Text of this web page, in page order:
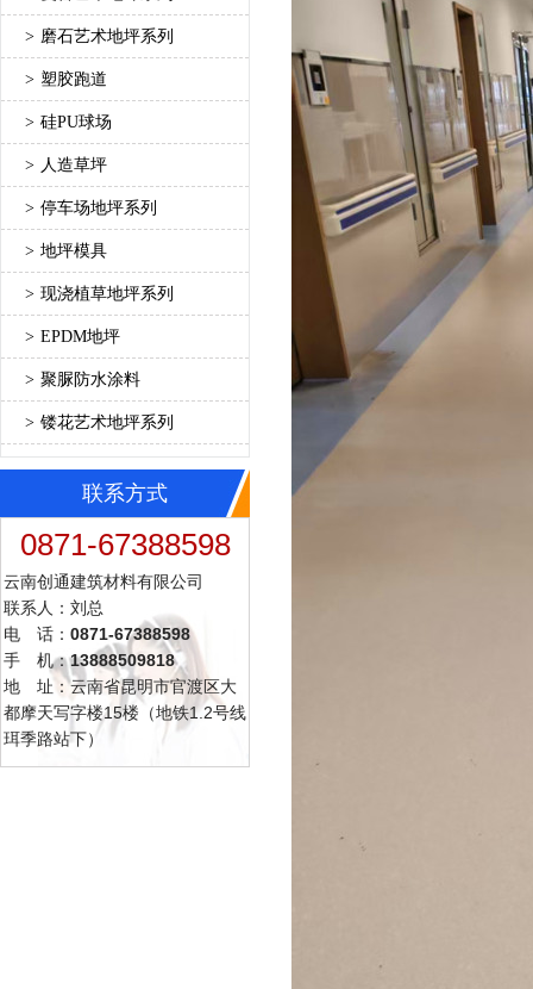
> 磨石艺术地坪系列
> 塑胶跑道
> 硅PU球场
> 人造草坪
> 停车场地坪系列
> 地坪模具
> 现浇植草地坪系列
> EPDM地坪
> 聚脲防水涂料
> 镂花艺术地坪系列
联系方式
0871-67388598
云南创通建筑材料有限公司
联系人：刘总
电 话： 0871-67388598
手 机：13888509818
地 址：云南省昆明市官渡区大
都摩天写字楼15楼（地铁1.2号线
珥季路站下）